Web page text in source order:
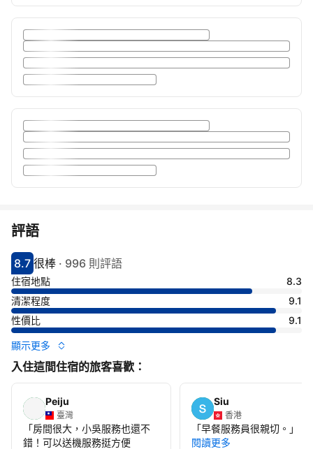
評語
分數8.7分
8.7
評比很棒
很棒 · 996 則評語
住宿地點
8.3
清潔程度
9.1
性價比
9.1
顯示更多
入住這間住宿的旅客喜歡：
Peiju
臺灣
「房間很大，小吳服務也還不
錯！可以送機服務挺方便
Siu
香港
「早餐服務員很親切。 」
閱讀更多